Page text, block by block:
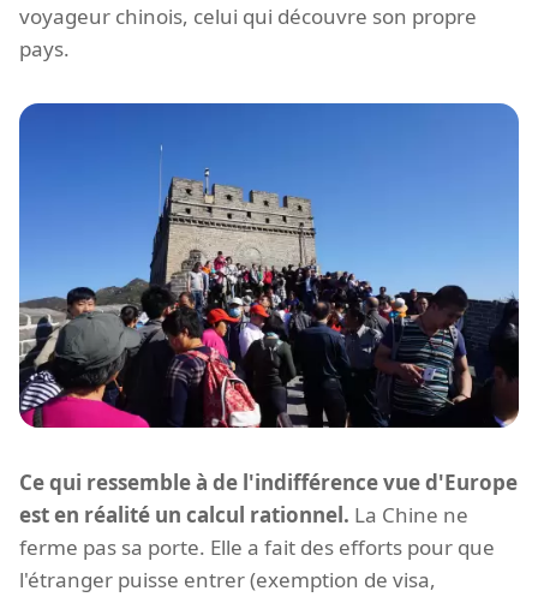
voyageur chinois, celui qui découvre son propre
pays.
Ce qui ressemble à de l'indifférence vue d'Europe
est en réalité un calcul rationnel. La Chine ne
ferme pas sa porte. Elle a fait des efforts pour que
l'étranger puisse entrer (exemption de visa,